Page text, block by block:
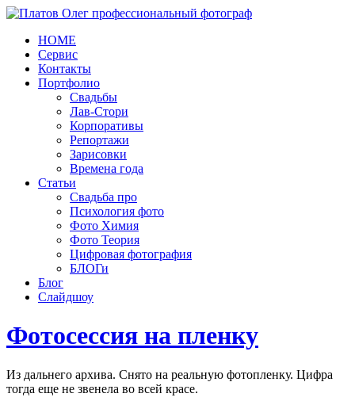
HOME
Сервис
Контакты
Портфолио
Свадьбы
Лав-Стори
Корпоративы
Репортажи
Зарисовки
Времена года
Статьи
Свадьба про
Психология фото
Фото Химия
Фото Теория
Цифровая фотография
БЛОГи
Блог
Слайдшоу
Фотосессия на пленку
Из дальнего архива. Снято на реальную фотопленку. Цифра
тогда еще не звенела во всей красе.